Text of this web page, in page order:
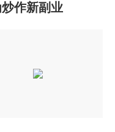
作新副业